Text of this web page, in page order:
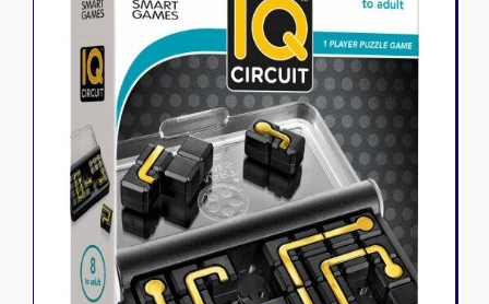
Naruto Mythos
Autres
Tapis de jeu